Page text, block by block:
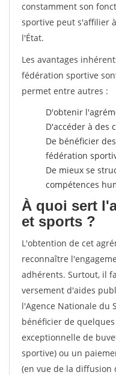
constamment son
sportive peut s'affilier
l'État.
Les avantages
fédération sportive
permet entre autres :
D'obtenir
D'accéder à des
De bénéficier
fédération
De mieux se
compétences
À quoi sert
et sports ?
L'obtention de cet
reconnaître
adhérents. Surtout, il
versement d'aides
l'Agence Nationale du
bénéficier de
exceptionnelle de
sportive) ou un
(en vue de la diffusion